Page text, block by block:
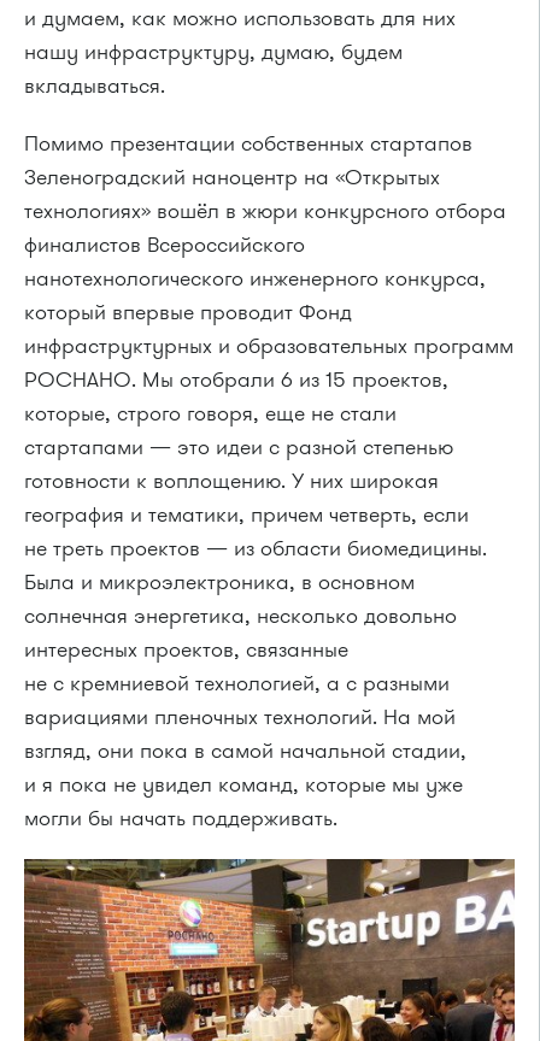
и думаем, как можно использовать для них
нашу инфраструктуру, думаю, будем
вкладываться.
Помимо презентации собственных стартапов
Зеленоградский наноцентр на «Открытых
технологиях» вошёл в жюри конкурсного отбора
финалистов Всероссийского
нанотехнологического инженерного конкурса,
который впервые проводит Фонд
инфраструктурных и образовательных программ
РОСНАНО. Мы отобрали 6 из 15 проектов,
которые, строго говоря, еще не стали
стартапами — это идеи с разной степенью
готовности к воплощению. У них широкая
география и тематики, причем четверть, если
не треть проектов — из области биомедицины.
Была и микроэлектроника, в основном
солнечная энергетика, несколько довольно
интересных проектов, связанные
не с кремниевой технологией, а с разными
вариациями пленочных технологий. На мой
взгляд, они пока в самой начальной стадии,
и я пока не увидел команд, которые мы уже
могли бы начать поддерживать.